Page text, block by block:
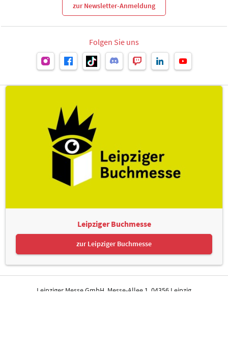
zur Newsletter-Anmeldung
Folgen Sie uns
Leipziger Buchmesse
zur Leipziger Buchmesse
Leipziger Messe GmbH, Messe-Allee 1, 04356 Leipzig